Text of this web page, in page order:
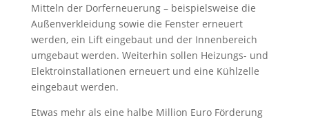
Mitteln der Dorferneuerung – beispielsweise die
Außenverkleidung sowie die Fenster erneuert
werden, ein Lift eingebaut und der Innenbereich
umgebaut werden. Weiterhin sollen Heizungs- und
Elektroinstallationen erneuert und eine Kühlzelle
eingebaut werden.
Etwas mehr als eine halbe Million Euro Förderung